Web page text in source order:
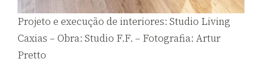
Projeto e execução de interiores: Studio Living
Caxias – Obra: Studio F.F. – Fotografia: Artur
Pretto